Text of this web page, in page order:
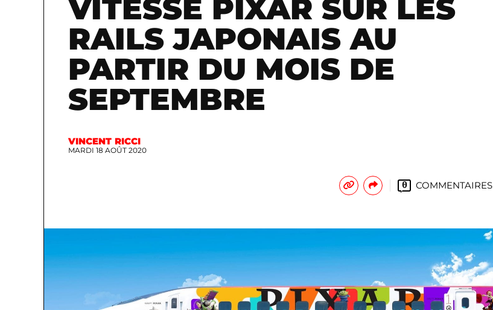
VITESSE PIXAR SUR LES
RAILS JAPONAIS AU
PARTIR DU MOIS DE
SEPTEMBRE
VINCENT RICCI
MARDI 18 AOÛT 2020
0 COMMENTAIRES